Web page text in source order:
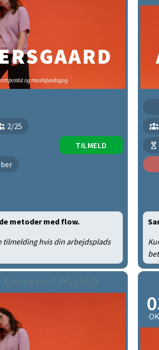
2/25
TILMELD
metoder med flow.
tilmelding hvis din arbejdsplads